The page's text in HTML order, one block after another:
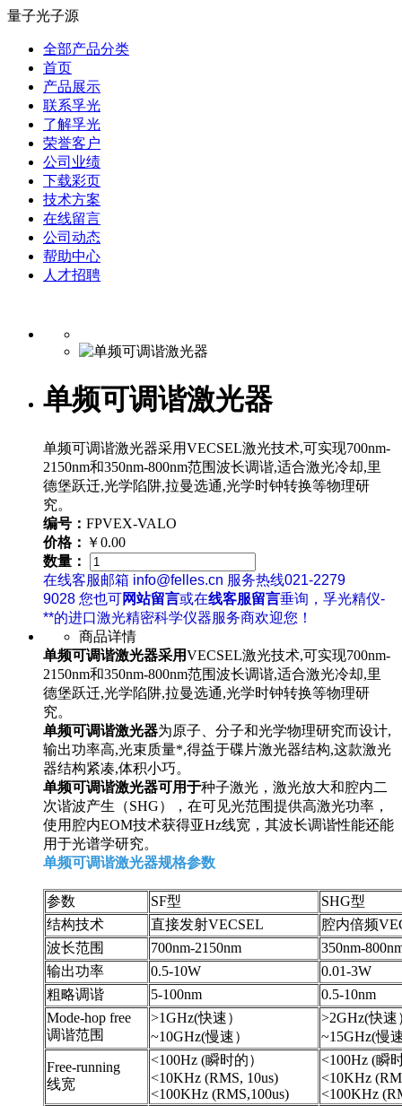
量子光子源
全部产品分类
首页
产品展示
联系孚光
了解孚光
荣誉客户
公司业绩
下载彩页
技术方案
在线留言
公司动态
帮助中心
人才招聘
单频可调谐激光器
单频可调谐激光器采用VECSEL激光技术,可实现700nm-
2150nm和350nm-800nm范围波长调谐,适合激光冷却,里
德堡跃迁,光学陷阱,拉曼选通,光学时钟转换等物理研
究。
编号： FPVEX-VALO
价格： ￥0.00
数量：
在线客服邮箱 info@felles.cn 服务热线021-2279
9028 您也可网站留言或在线客服留言垂询，孚光精仪-
**的进口激光精密科学仪器服务商欢迎您！
商品详情
单频可调谐激光器采用VECSEL激光技术,可实现700nm-
2150nm和350nm-800nm范围波长调谐,适合激光冷却,里
德堡跃迁,光学陷阱,拉曼选通,光学时钟转换等物理研
究。
单频可调谐激光器为原子、分子和光学物理研究而设计,
输出功率高,光束质量*,得益于碟片激光器结构,这款激光
器结构紧凑,体积小巧。
单频可调谐激光器可用于种子激光，激光放大和腔内二
次谐波产生（SHG），在可见光范围提供高激光功率，
使用腔内EOM技术获得亚Hz线宽，其波长调谐性能还能
用于光谱学研究。
单频可调谐激光器规格参数
参数 SF型
SHG型
结构技术
直接发射VECSEL
腔内倍频
波长范围
700nm-2150nm
350nm-
输出功率
0.5-10W
0.01-3W
粗略调谐
5-100nm
0.5-10nm
Mode-hop free
调谐范围
>1GHz(快速）
~10GHz(慢速）
>2GHz(快速
~15GHz(慢
Free-running
线宽
<100Hz (瞬时的）
<10KHz (RMS, 10us)
<100KHz (RMS,100us)
<100Hz (瞬
<10KHz
<100KHz